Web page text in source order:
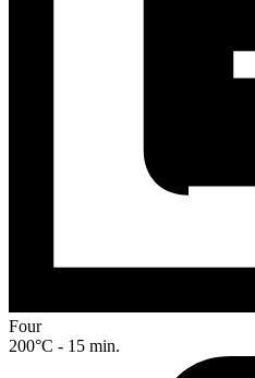
Four
200°C - 15 min.